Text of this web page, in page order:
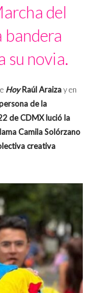
del
su novia.
HoyRaúl Araizay en
de la
de CDMX lució la
Camila Solórzano
creativa